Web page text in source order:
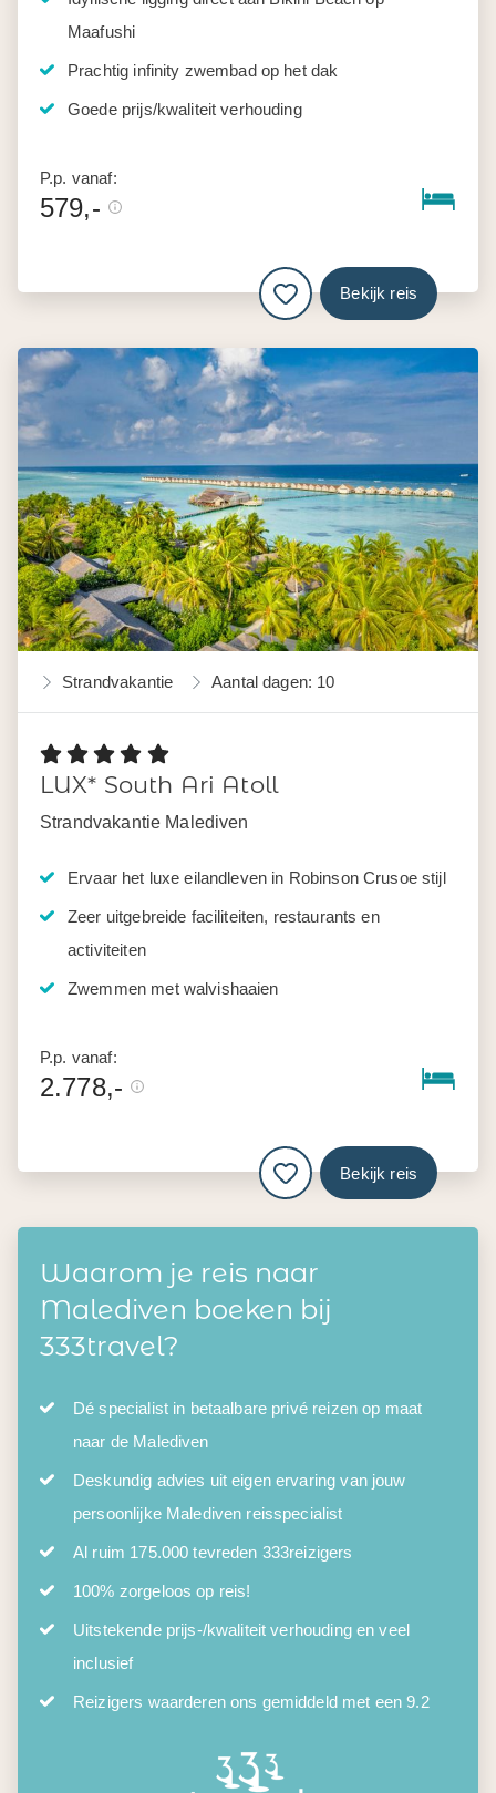
Maafushi
Prachtig infinity zwembad op het dak
Goede prijs/kwaliteit verhouding
P.p. vanaf:
579,-
Bekijk reis
Strandvakantie Aantal dagen: 10
LUX* South Ari Atoll
Strandvakantie Malediven
Ervaar het luxe eilandleven in Robinson Crusoe stijl
Zeer uitgebreide faciliteiten, restaurants en
activiteiten
Zwemmen met walvishaaien
P.p. vanaf:
2.778,-
Bekijk reis
Waarom je reis naar
Malediven boeken bij
333travel?
Dé specialist in betaalbare privé reizen op maat
naar de Malediven
Deskundig advies uit eigen ervaring van jouw
persoonlijke Malediven reisspecialist
Al ruim 175.000 tevreden 333reizigers
100% zorgeloos op reis!
Uitstekende prijs-/kwaliteit verhouding en veel
inclusief
Reizigers waarderen ons gemiddeld met een 9.2